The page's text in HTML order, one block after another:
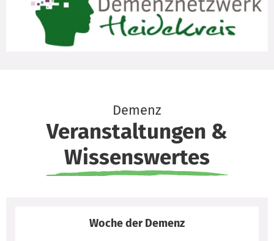
Demenz
Veranstaltungen &
Wissenswertes
Woche der Demenz